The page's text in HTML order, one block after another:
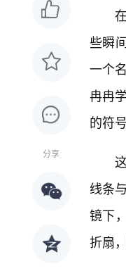
分享
些瞬
一个
冉冉
的符
线条
镜下
折扇